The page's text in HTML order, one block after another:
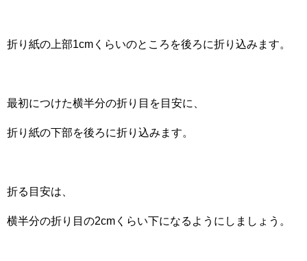
折り紙の上部1cmくらいのところを後ろに折り込みます。
最初につけた横半分の折り目を目安に、
折り紙の下部を後ろに折り込みます。
折る目安は、
横半分の折り目の2cmくらい下になるようにしましょう。